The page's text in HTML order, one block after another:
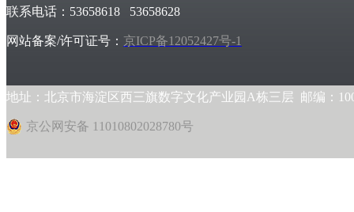
联系电话：53658618 53658628
网站备案/许可证号： 京ICP备12052427号-1
地址：北京市海淀区西三旗数字文化产业园A栋三层 邮编：
京公网安备 11010802028780号